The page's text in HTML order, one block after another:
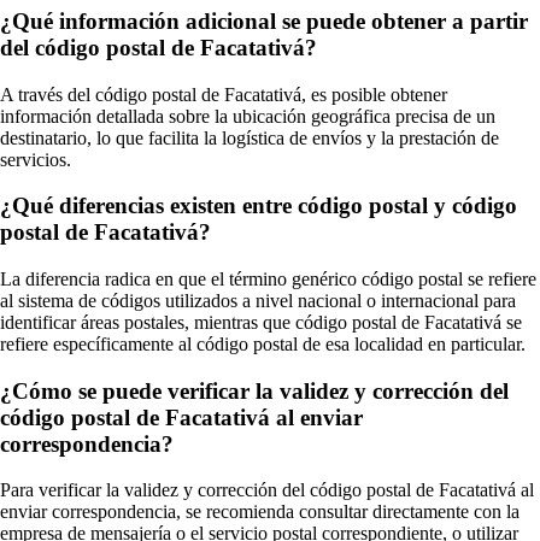
¿Qué información adicional se puede obtener a partir
del código postal de Facatativá?
A través del código postal de Facatativá, es posible obtener
información detallada sobre la ubicación geográfica precisa de un
destinatario, lo que facilita la logística de envíos y la prestación de
servicios.
¿Qué diferencias existen entre código postal y código
postal de Facatativá?
La diferencia radica en que el término genérico código postal se refiere
al sistema de códigos utilizados a nivel nacional o internacional para
identificar áreas postales, mientras que código postal de Facatativá se
refiere específicamente al código postal de esa localidad en particular.
¿Cómo se puede verificar la validez y corrección del
código postal de Facatativá al enviar
correspondencia?
Para verificar la validez y corrección del código postal de Facatativá al
enviar correspondencia, se recomienda consultar directamente con la
empresa de mensajería o el servicio postal correspondiente, o utilizar